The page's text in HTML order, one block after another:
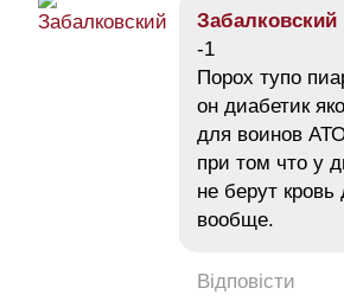
Забалковский
-1
Порох тупо
он диабетик
для воинов
при том что у
не берут
вообще.
Відповісти